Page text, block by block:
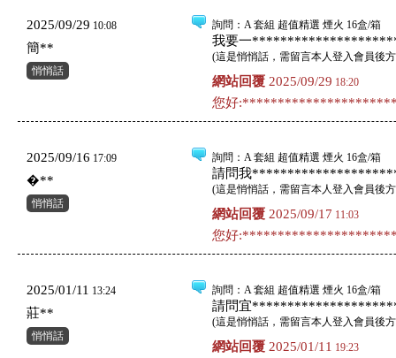
2025/09/29 10:08
簡**
悄悄話
詢問 ：A 套組 超值精選 煙火 16盒/箱
我要一
(這是悄悄話，需留言本人登入會員後
網站回覆 2025/09/29 18:20
您好
2025/09/16 17:09
�**
悄悄話
詢問 ：A 套組 超值精選 煙火 16盒/箱
請問我
(這是悄悄話，需留言本人登入會員後
網站回覆 2025/09/17 11:03
您好
2025/01/11 13:24
莊**
悄悄話
詢問 ：A 套組 超值精選 煙火 16盒/箱
請問宜
(這是悄悄話，需留言本人登入會員後
網站回覆 2025/01/11 19:23